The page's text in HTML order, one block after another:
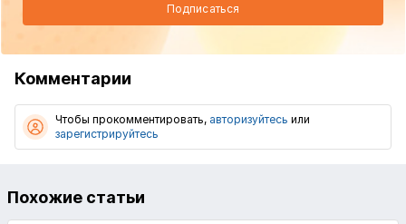
Подписаться
Комментарии
Чтобы прокомментировать, авторизуйтесь или
зарегистрируйтесь
Похожие статьи